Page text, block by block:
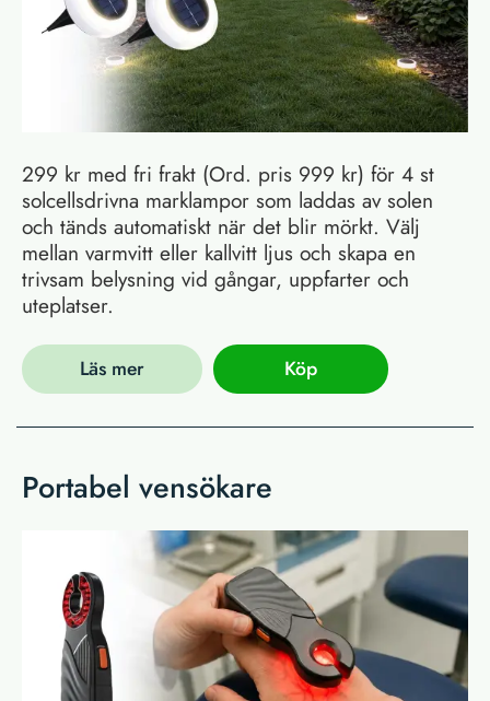
299 kr med fri frakt (Ord. pris 999 kr) för 4 st
solcellsdrivna marklampor som laddas av solen
och tänds automatiskt när det blir mörkt. Välj
mellan varmvitt eller kallvitt ljus och skapa en
trivsam belysning vid gångar, uppfarter och
uteplatser.
Läs mer Köp
Portabel vensökare